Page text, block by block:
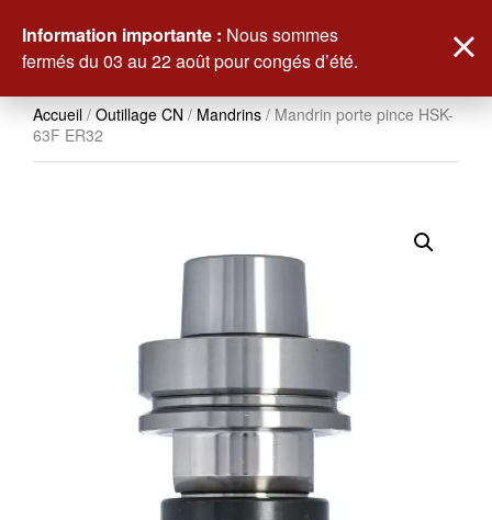
Accueil / Outillage CN / Mandrins / Mandrin porte pince HSK-
63F ER32
Information importante : Nous sommes
fermés du 03 au 22 août pour congés d’été.